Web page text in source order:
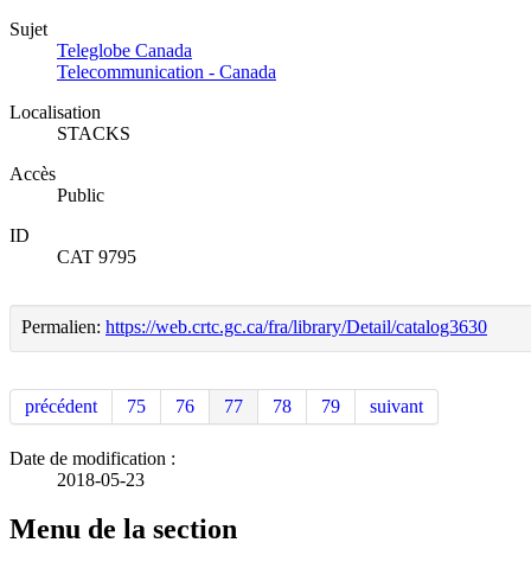
Sujet
Teleglobe Canada
Telecommunication - Canada
Localisation
STACKS
Accès
Public
ID
CAT 9795
Permalien: https://web.crtc.gc.ca/fra/library/Detail/catalog3630
précédent 75 76 77 78 79 suivant
Date de modification :
2018-05-23
Menu de la section